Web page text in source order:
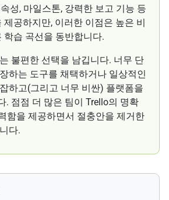
성, 마일스톤, 강력한 보고 기능 등
제공하지만, 이러한 이점은 높은 비
학습 곡선을 동반합니다.
불편한 선택을 남깁니다. 너무 단
하는 도구를 채택하거나 일상적인
하고(그리고 너무 비싼) 플랫폼을
. 점점 더 많은 팀이 Trello의 명확
함을 제공하면서 절충안을 제거한
다.